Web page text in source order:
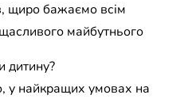
щиро бажаємо всім
майбутнього
дитину?
у найкращих умовах на